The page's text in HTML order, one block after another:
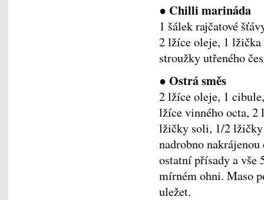
● Chilli marináda
1 šálek rajčatové
2 lžíce oleje, 1
stroužky utřeného
● Ostrá směs
2 lžíce oleje, 1
lžíce vinného octa,
lžičky soli, 1/2 lžičky
nadrobno
ostatní přísady a vše
mírném ohni. Maso
uležet.